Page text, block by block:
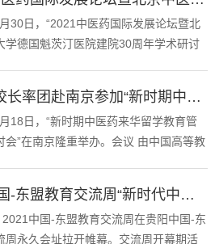
士首先对英国利...
30日，“2021中医药国际发展论坛暨北
学德国魁茨汀医院建院30周年学术研讨
合作。我...
刘兴德校长率团赴南京参加“新时期中医药来华留学教育管理学术研讨会”并主持研讨活动
18日，“新时期中医药来华留学教育管
会”在南京隆重举办。会议 由中国高等教
如何在后疫情...
2021中国-东盟教育交流周“新时代中西部高等教育服务能力提升”论坛隆重举行我校与广州中医药大学签署战略合作协议
中国-东盟教育交流周在贵阳中国-东
周永久会址拉开帷幕。交流周开幕期活